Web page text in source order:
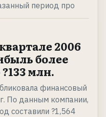
период про
2006
более
млн.
финансовый
По данным компании,
составили ?1,564